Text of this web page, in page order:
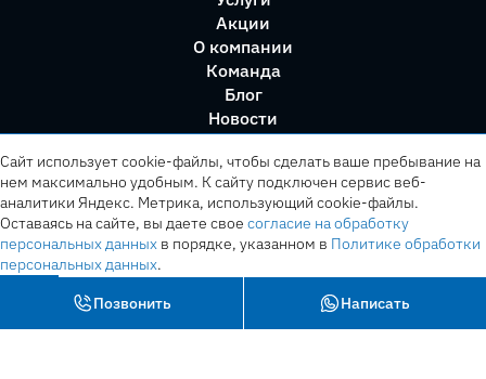
Акции
О компании
Команда
Блог
Новости
Позвонить Написать
Сайт использует cookie-файлы, чтобы сделать ваше пребывание на
нем максимально удобным. К cайту подключен сервис веб-
аналитики Яндекс. Метрика, использующий cookie-файлы.
Оставаясь на сайте, вы даете свое согласие на обработку
персональных данных в порядке, указанном в Политике обработки
персональных данных.